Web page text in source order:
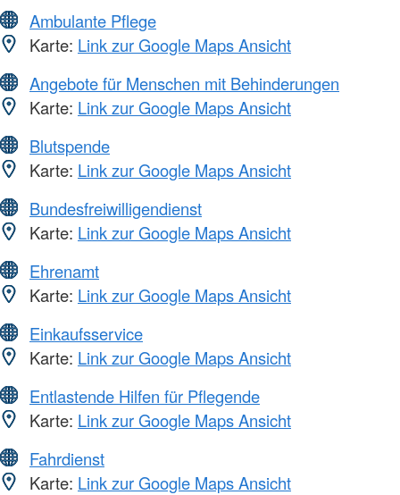
Ambulante Pflege
Karte: Link zur Google Maps Ansicht
Angebote für Menschen mit Behinderungen
Karte: Link zur Google Maps Ansicht
Blutspende
Karte: Link zur Google Maps Ansicht
Bundesfreiwilligendienst
Karte: Link zur Google Maps Ansicht
Ehrenamt
Karte: Link zur Google Maps Ansicht
Einkaufsservice
Karte: Link zur Google Maps Ansicht
Entlastende Hilfen für Pflegende
Karte: Link zur Google Maps Ansicht
Fahrdienst
Karte: Link zur Google Maps Ansicht